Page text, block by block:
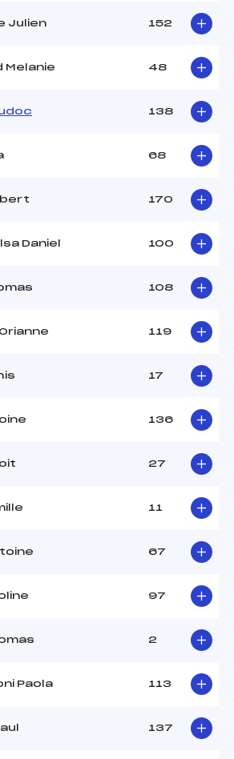
Julien 152
Melanie 48
138
68
170
Daniel 100
108
119
17
136
27
11
67
97
2
Paola 113
137